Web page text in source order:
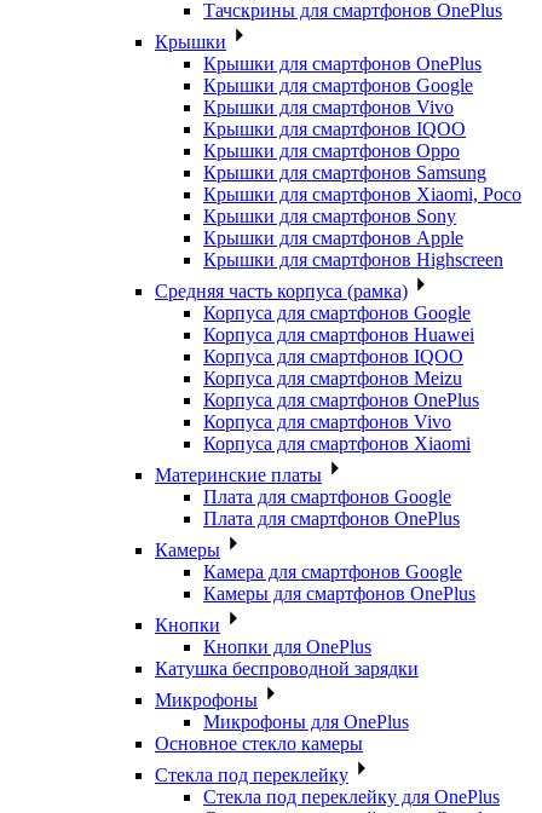
Тачскрины для смартфонов OnePlus
Крышки
Крышки для смартфонов OnePlus
Крышки для смартфонов Google
Крышки для смартфонов Vivo
Крышки для смартфонов IQOO
Крышки для смартфонов Oppo
Крышки для смартфонов Samsung
Крышки для смартфонов Xiaomi, Poco
Крышки для смартфонов Sony
Крышки для смартфонов Apple
Крышки для смартфонов Highscreen
Средняя часть корпуса (рамка)
Корпуса для смартфонов Google
Корпуса для смартфонов Huawei
Корпуса для смартфонов IQOO
Корпуса для смартфонов Meizu
Корпуса для смартфонов OnePlus
Корпуса для смартфонов Vivo
Корпуса для смартфонов Xiaomi
Материнские платы
Плата для смартфонов Google
Плата для смартфонов OnePlus
Камеры
Камера для смартфонов Google
Камеры для смартфонов OnePlus
Кнопки
Кнопки для OnePlus
Катушка беспроводной зарядки
Микрофоны
Микрофоны для OnePlus
Основное стекло камеры
Стекла под переклейку
Стекла под переклейку для OnePlus